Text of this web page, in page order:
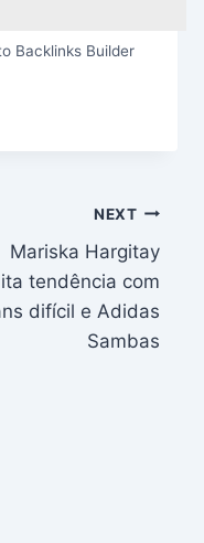
Backlinks Builder
NEXT
Mariska Hargitay
tendência com
difícil e Adidas
Sambas